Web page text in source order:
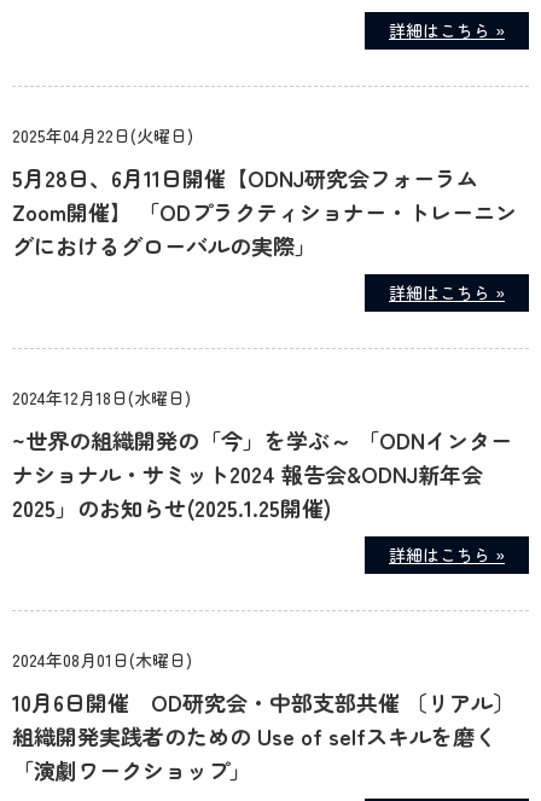
詳細はこちら »
2025年04月22日(火曜日)
5月28日、6月11日開催【ODNJ研究会フォーラム
Zoom開催】 「ODプラクティショナー・トレーニン
グにおけるグローバルの実際」
詳細はこちら »
2024年12月18日(水曜日)
~世界の組織開発の「今」を学ぶ～ 「ODNインター
ナショナル・サミット2024 報告会&ODNJ新年会
2025」のお知らせ(2025.1.25開催)
詳細はこちら »
2024年08月01日(木曜日)
10月6日開催 OD研究会・中部支部共催 〔リアル〕
組織開発実践者のための Use of selfスキルを磨く
「演劇ワークショップ」